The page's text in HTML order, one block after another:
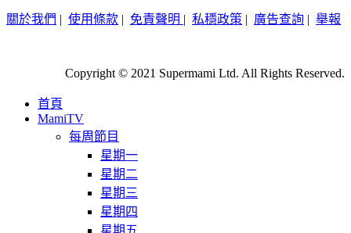
關於我們 | 使用條款 | 免責聲明 | 私穩政策 | 廣告查詢 | 舉報
Copyright © 2021 Supermami Ltd. All Rights Reserved.
首頁
MamiTV
每周節目
星期一
星期二
星期三
星期四
星期五